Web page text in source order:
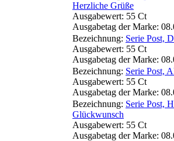
Herzliche Grüße
Ausgabewert: 55 Ct
Ausgabetag der Marke:
Bezeichnung: Serie Post,
Ausgabewert: 55 Ct
Ausgabetag der Marke:
Bezeichnung: Serie Post,
Ausgabewert: 55 Ct
Ausgabetag der Marke:
Bezeichnung: Serie Post,
Glückwunsch
Ausgabewert: 55 Ct
Ausgabetag der Marke: